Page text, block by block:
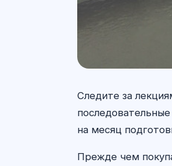
Следите за
на месяц
Прежде чем